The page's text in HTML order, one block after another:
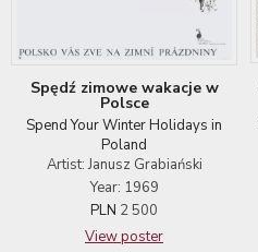
Spędź zimowe wakacje w
Polsce
Spend Your Winter Holidays in
Poland
Artist: Janusz Grabiański
Year: 1969
PLN 2 500
View poster